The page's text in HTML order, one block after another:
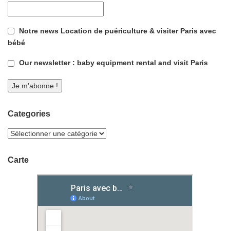
Notre news Location de puériculture & visiter Paris avec
bébé
Our newsletter : baby equipment rental and visit Paris
Categories
Carte